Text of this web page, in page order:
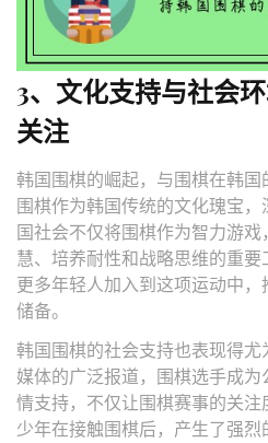
3、文化支持与社会
关注
韩国围棋的崛起，与围棋在韩国
围棋作为韩国传统的文化瑰宝
国社会不仅将围棋作为智力游
慧、培养耐性和战略思维的重
更多年轻人加入到这项运动中
储备。
韩国围棋的社会支持也表现得
媒体的广泛报道，围棋选手成
情支持，不仅让围棋赛事的关
少年在接触围棋后，产生了强